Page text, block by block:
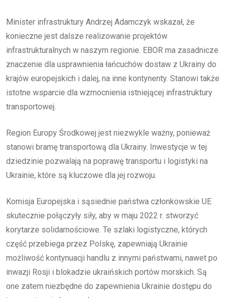
Minister infrastruktury Andrzej Adamczyk wskazał, że
konieczne jest dalsze realizowanie projektów
infrastrukturalnych w naszym regionie. EBOR ma zasadnicze
znaczenie dla usprawnienia łańcuchów dostaw z Ukrainy do
krajów europejskich i dalej, na inne kontynenty. Stanowi także
istotne wsparcie dla wzmocnienia istniejącej infrastruktury
transportowej.
Region Europy Środkowej jest niezwykle ważny, ponieważ
stanowi bramę transportową dla Ukrainy. Inwestycje w tej
dziedzinie pozwalają na poprawę transportu i logistyki na
Ukrainie, które są kluczowe dla jej rozwoju.
Komisja Europejska i sąsiednie państwa członkowskie UE
skutecznie połączyły siły, aby w maju 2022 r. stworzyć
korytarze solidarnościowe. Te szlaki logistyczne, których
część przebiega przez Polskę, zapewniają Ukrainie
możliwość kontynuacji handlu z innymi państwami, nawet po
inwazji Rosji i blokadzie ukraińskich portów morskich. Są
one zatem niezbędne do zapewnienia Ukrainie dostępu do